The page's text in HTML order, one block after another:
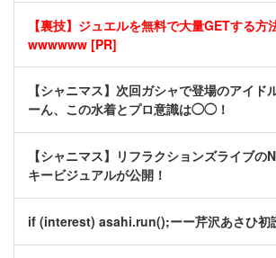
【裏技】ジュエルを無料で大量GETする方
wwwwww [PR]
【シャニマス】次回ガシャで登場のアイド
ーん、この水着とプロ意識は◯◯！
【シャニマス】リフラクションズライブ
キービジュアルが公開！
if (interest) asahi.run();ーー芹沢あさひ初